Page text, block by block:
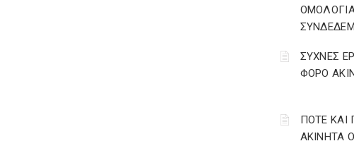
ΣΥΧΝΕΣ
ΦΟΡΟ
ΠΟΤΕ ΚΑΙ
ΑΚΙΝΗΤΑ